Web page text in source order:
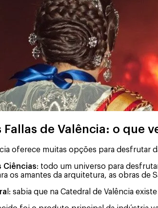
de Valência: o que
oferece muitas opções para desfrutar
Ciências: todo um universo para
os amantes da arquitetura, as obras de
l: sabia que na Catedral de Valência